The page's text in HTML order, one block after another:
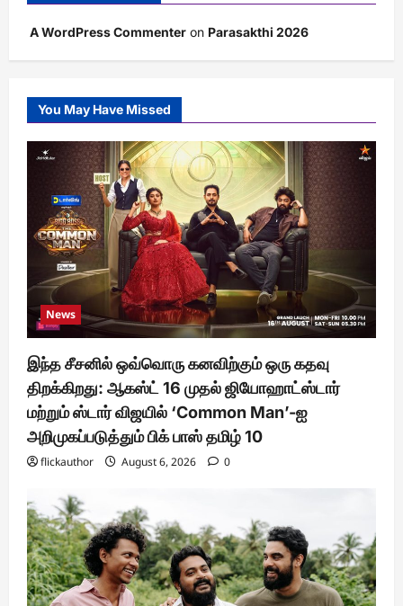
A WordPress Commenter on Parasakthi 2026
You May Have Missed
News
இந்த சீசனில் ஒவ்வொரு கனவிற்கும் ஒரு கதவு
திறக்கிறது: ஆகஸ்ட் 16 முதல் ஜியோஹாட்ஸ்டார்
மற்றும் ஸ்டார் விஜயில் ‘Common Man’-ஐ
அறிமுகப்படுத்தும் பிக் பாஸ் தமிழ் 10
flickauthor August 6, 2026 0